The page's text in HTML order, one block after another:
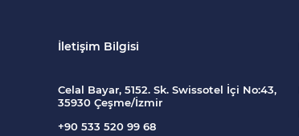
İletişim Bilgisi
Celal Bayar, 5152. Sk. Swissotel İçi No:43,
35930 Çeşme/İzmir
+90 533 520 99 68